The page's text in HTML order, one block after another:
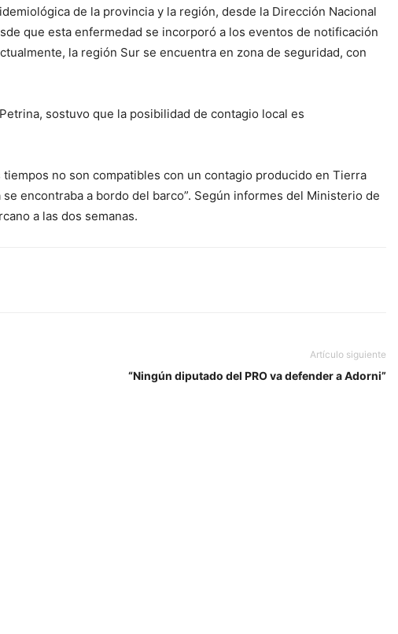
de la provincia y la región, desde la Dirección Nacional
que esta enfermedad se incorporó a los eventos de notificación
la región Sur se encuentra en zona de seguridad, con
sostuvo que la posibilidad de contagio local es
no son compatibles con un contagio producido en Tierra
encontraba a bordo del barco”. Según informes del Ministerio de
a las dos semanas.
Artículo siguiente
“Ningún diputado del PRO va defender a Adorni”